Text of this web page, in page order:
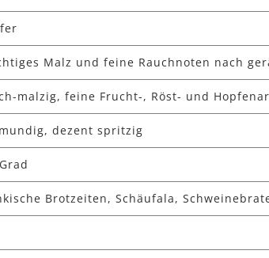
Malz und feine Rauchnoten nach
malzig, feine Frucht-, Röst- und
dezent spritzig
Brotzeiten, Schäufala,